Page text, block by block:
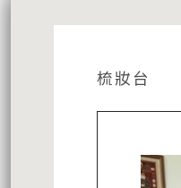
梳妝台